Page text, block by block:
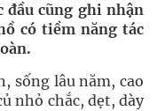
đầu cũng ghi nhận
có tiềm năng tác
sống lâu năm, cao
nhỏ chắc, dẹt, dày